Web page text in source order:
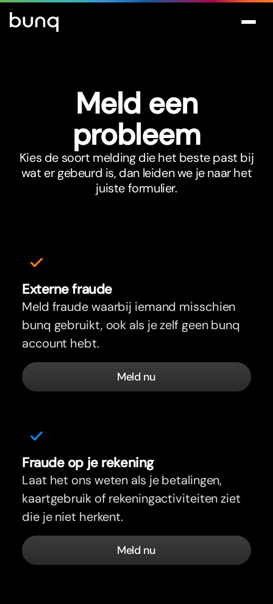
Meld een
probleem
Kies de soort melding die het beste past bij
wat er gebeurd is, dan leiden we je naar het
juiste formulier.
Externe fraude
Meld fraude waarbij iemand misschien
bunq gebruikt, ook als je zelf geen bunq
account hebt.
Meld nu
Fraude op je rekening
Laat het ons weten als je betalingen,
kaartgebruik of rekeningactiviteiten ziet
die je niet herkent.
Meld nu